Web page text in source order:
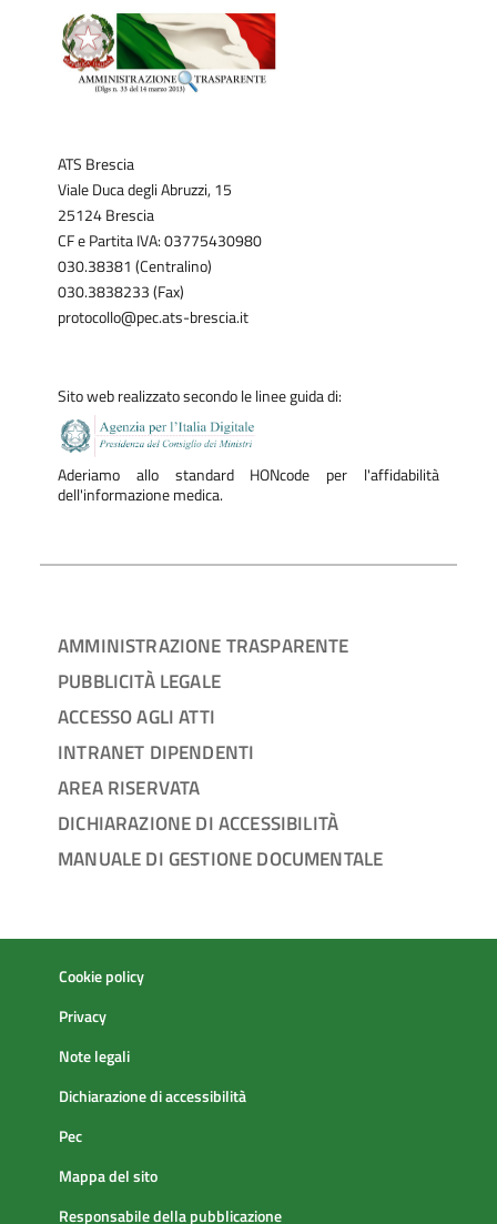
ATS Brescia
Viale Duca degli Abruzzi, 15
25124 Brescia
CF e Partita IVA: 03775430980
030.38381 (Centralino)
030.3838233 (Fax)
protocollo@pec.ats-brescia.it
Sito web realizzato secondo le linee guida di:
Aderiamo allo standard HONcode per l'affidabilità
dell'informazione medica.
AMMINISTRAZIONE TRASPARENTE
PUBBLICITÀ LEGALE
ACCESSO AGLI ATTI
INTRANET DIPENDENTI
AREA RISERVATA
DICHIARAZIONE DI ACCESSIBILITÀ
MANUALE DI GESTIONE DOCUMENTALE
Cookie policy
Privacy
Note legali
Dichiarazione di accessibilità
Pec
Mappa del sito
Responsabile della pubblicazione